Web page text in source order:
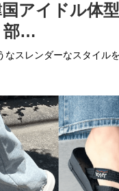
国アイドル体
部…
なスレンダーなスタイル